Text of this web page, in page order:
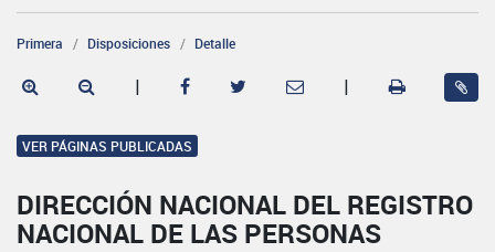
Primera Disposiciones Detalle
| |
VER PÁGINAS PUBLICADAS
DIRECCIÓN NACIONAL DEL REGISTRO
NACIONAL DE LAS PERSONAS